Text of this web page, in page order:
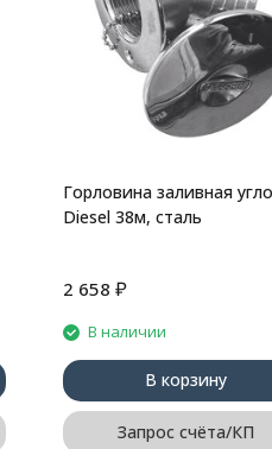
Горловина заливная
Diesel 38м, сталь
2 658 ₽
В наличии
В корзину
Запрос счёта/КП